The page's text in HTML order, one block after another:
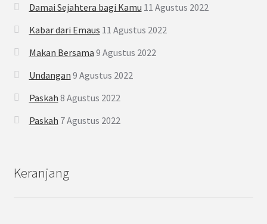
Damai Sejahtera bagi Kamu 11 Agustus 2022
Kabar dari Emaus 11 Agustus 2022
Makan Bersama 9 Agustus 2022
Undangan 9 Agustus 2022
Paskah 8 Agustus 2022
Paskah 7 Agustus 2022
Keranjang